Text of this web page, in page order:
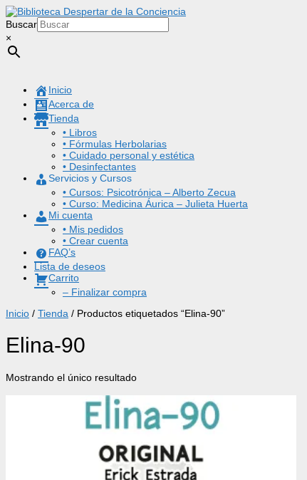
Buscar
×
Inicio
Acerca de
Tienda
• Libros
• Fórmulas Herbolarias
• Cuidado personal y estética
• Desinfectantes
Servicios y Cursos
• Cursos: Psicotrónica – Alberto Zecua
• Curso: Medicina Áurica – Julieta Huerta
Mi cuenta
• Mis pedidos
• Crear cuenta
FAQ’s
Lista de deseos
Carrito
– Finalizar compra
Inicio / Tienda / Productos etiquetados “Elina-90”
Elina-90
Mostrando el único resultado